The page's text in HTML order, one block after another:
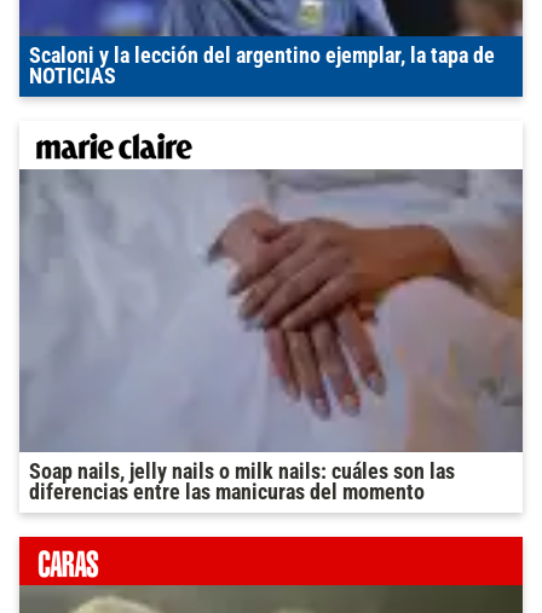
Scaloni y la lección del argentino ejemplar, la tapa de
NOTICIAS
Soap nails, jelly nails o milk nails: cuáles son las
diferencias entre las manicuras del momento